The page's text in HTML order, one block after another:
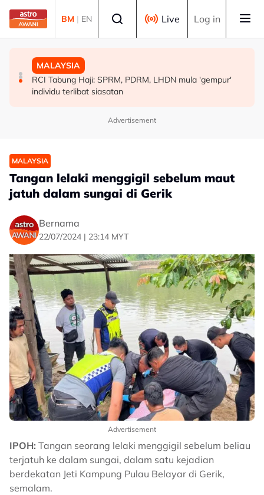
Skip to main content
BM | EN Live Log in
MALAYSIA
Kerajaan pastikan syor, dapatan RCI Tabung Haji
disiasat tuntas tanpa kompromi - PM Anwar
POLITIK
'Pihak ketiga' jangan ganggu usaha persefahaman parti
Melayu - Asyraf Wajdi
MALAYSIA
RCI Tabung Haji: SPRM, PDRM, LHDN mula 'gempur'
individu terlibat siasatan
Advertisement
MALAYSIA
Tangan lelaki menggigil sebelum maut
jatuh dalam sungai di Gerik
Bernama
22/07/2024 | 23:14 MYT
Advertisement
IPOH: Tangan seorang lelaki menggigil sebelum beliau
terjatuh ke dalam sungai, dalam satu kejadian
berdekatan Jeti Kampung Pulau Belayar di Gerik,
semalam.